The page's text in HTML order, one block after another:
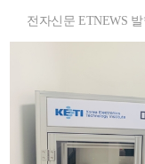
전자신문 ETNEWS 발